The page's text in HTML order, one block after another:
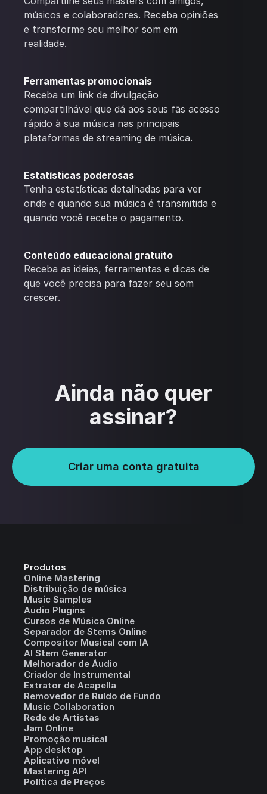
músicos e colaboradores. Receba opiniões
e transforme seu melhor som em
realidade.
Ferramentas promocionais
Receba um link de divulgação
compartilhável que dá aos seus fãs acesso
rápido à sua música nas principais
plataformas de streaming de música.
Estatísticas poderosas
Tenha estatísticas detalhadas para ver
onde e quando sua música é transmitida e
quando você recebe o pagamento.
Conteúdo educacional gratuito
Receba as ideias, ferramentas e dicas de
que você precisa para fazer seu som
crescer.
Ainda não quer
assinar?
Criar uma conta gratuita
Produtos
Online Mastering
Distribuição de música
Music Samples
Audio Plugins
Cursos de Música Online
Separador de Stems Online
Compositor Musical com IA
AI Stem Generator
Melhorador de Áudio
Criador de Instrumental
Extrator de Acapella
Removedor de Ruído de Fundo
Music Collaboration
Rede de Artistas
Jam Online
Promoção musical
App desktop
Aplicativo móvel
Mastering API
Política de Preços